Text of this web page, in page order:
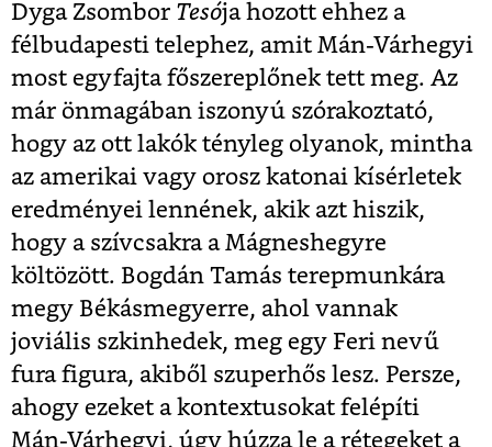
Dyga Zsombor Tesója hozott ehhez a
félbudapesti telephez, amit Mán-Várhegyi
most egyfajta főszereplőnek tett meg. Az
már önmagában iszonyú szórakoztató,
hogy az ott lakók tényleg olyanok, mintha
az amerikai vagy orosz katonai kísérletek
eredményei lennének, akik azt hiszik,
hogy a szívcsakra a Mágneshegyre
költözött. Bogdán Tamás terepmunkára
megy Békásmegyerre, ahol vannak
joviális szkinhedek, meg egy Feri nevű
fura figura, akiből szuperhős lesz. Persze,
ahogy ezeket a kontextusokat felépíti
Mán-Várhegyi, úgy húzza le a rétegeket a